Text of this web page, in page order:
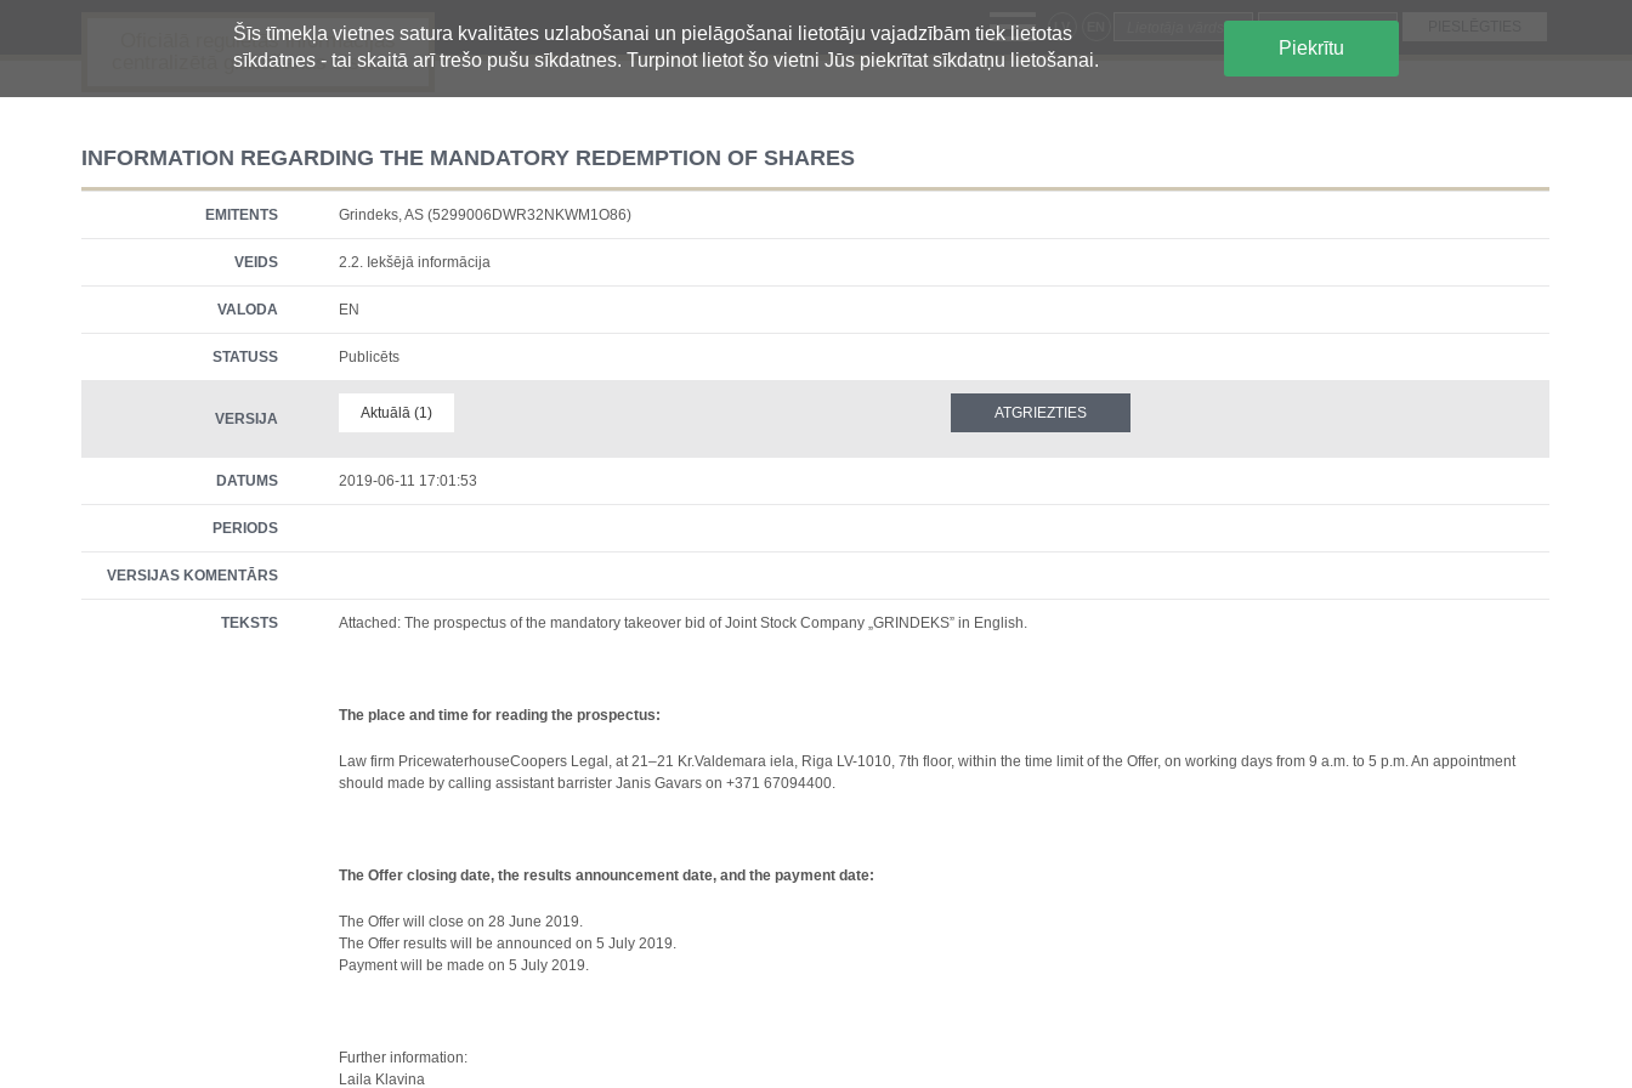
Šīs tīmekļa vietnes satura kvalitātes uzlabošanai un pielāgošanai lietotāju vajadzībām tiek lietotas
sīkdatnes - tai skaitā arī trešo pušu sīkdatnes. Turpinot lietot šo vietni Jūs piekrītat sīkdatņu lietošanai.
Piekrītu
Oficiālā regulētās informācijas
centralizētā glabāšanas sistēma
LV
INFORMATION REGARDING THE MANDATORY REDEMPTION OF SHARES
EMITENTS Grindeks, AS (5299006DWR32NKWM1O86)
VEIDS 2.2. Iekšējā informācija
VALODA EN
STATUSS Publicēts
VERSIJA Aktuālā (1)
DATUMS 2019-06-11 17:01:53
PERIODS
VERSIJAS KOMENTĀRS
TEKSTS Attached: The prospectus of the mandatory takeover bid of Joint Stock Company „GRINDEKS” in English.
The place and time for reading the prospectus:
Law firm PricewaterhouseCoopers Legal, at 21–21 Kr.Valdemara iela, Riga LV-1010, 7th floor, within the time limit of the Offer, on working days from 9 a.m. to 5 p.m. An appointment
should made by calling assistant barrister Janis Gavars on +371 67094400.
The Offer closing date, the results announcement date, and the payment date:
The Offer will close on 28 June 2019.
The Offer results will be announced on 5 July 2019.
Payment will be made on 5 July 2019.
Further information:
Laila Klavina